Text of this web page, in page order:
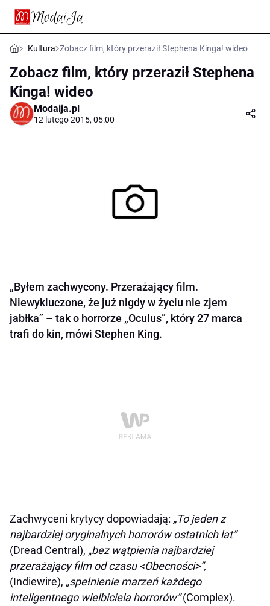
Kultura Zobacz film, który przeraził Stephena Kinga! wideo
Zobacz film, który przeraził Stephena
Kinga! wideo
Modaija.pl
12 lutego 2015, 05:00
„Byłem zachwycony. Przerażający film.
Niewykluczone, że już nigdy w życiu nie zjem
jabłka” – tak o horrorze „Oculus”, który 27 marca
trafi do kin, mówi Stephen King.
Zachwyceni krytycy dopowiadają: „To jeden z
najbardziej oryginalnych horrorów ostatnich lat”
(Dread Central), „bez wątpienia najbardziej
przerażający film od czasu <Obecności>”,
(Indiewire), „spełnienie marzeń każdego
inteligentnego wielbiciela horrorów”(Complex).